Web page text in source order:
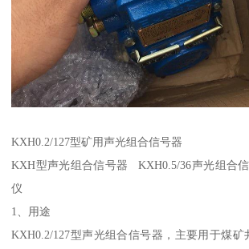
KXH0.2/127型矿用声光组合信号器
KXH型声光组合信号器 KXH0.5/36声光组合
仪
1、用途
KXH0.2/127型声光组合信号器，主要用于煤